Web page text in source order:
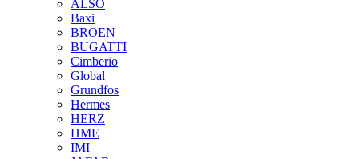
ALSO
Baxi
BROEN
BUGATTI
Cimberio
Global
Grundfos
Hermes
HERZ
HME
IMI